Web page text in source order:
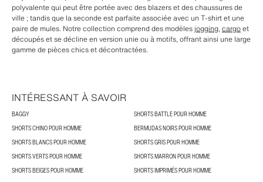
polyvalente qui peut être portée avec des blazers et des chaussures de
ville ; tandis que la seconde est parfaite associée avec un T-shirt et une
paire de mules. Notre collection comprend des modèles jogging,cargoet
découpés et se décline en version unie ou à motifs, offrant ainsi une large
gamme de pièces chics et décontractées.
INTÉRESSANT À SAVOIR
BAGGY
SHORTS BATTLE POUR HOMME
SHORTS CHINO POUR HOMME
BERMUDAS NOIRS POUR HOMME
SHORTS BLANCS POUR HOMME
SHORTS GRIS POUR HOMME
SHORTS VERTS POUR HOMME
SHORTS MARRON POUR HOMME
SHORTS BEIGES POUR HOMME
SHORTS IMPRIMÉS POUR HOMME